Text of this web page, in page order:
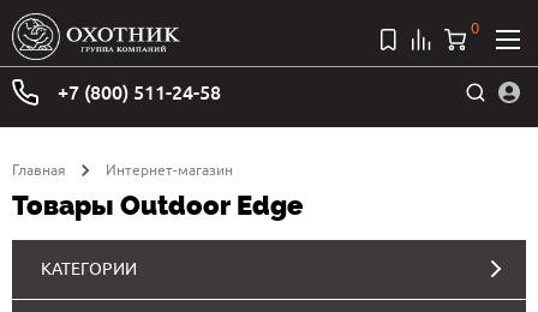
+7 (800) 511-24-58
0
Главная Интернет-магазин
Товары Outdoor Edge
КАТЕГОРИИ